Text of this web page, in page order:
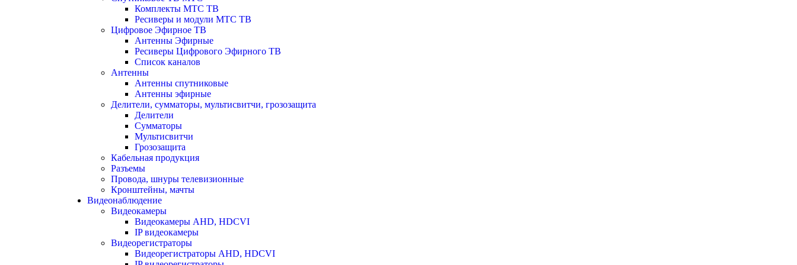
Комплекты МТС ТВ
Ресиверы и модули МТС ТВ
Цифровое Эфирное ТВ
Антенны Эфирные
Ресиверы Цифрового Эфирного ТВ
Список каналов
Антенны
Антенны спутниковые
Антенны эфирные
Делители, сумматоры, мультисвитчи, грозозащита
Делители
Сумматоры
Мультисвитчи
Грозозащита
Кабельная продукция
Разъемы
Провода, шнуры телевизионные
Кронштейны, мачты
Видеонаблюдение
Видеокамеры
Видеокамеры AHD, HDCVI
IP видеокамеры
Видеорегистраторы
Видеорегистраторы AHD, HDCVI